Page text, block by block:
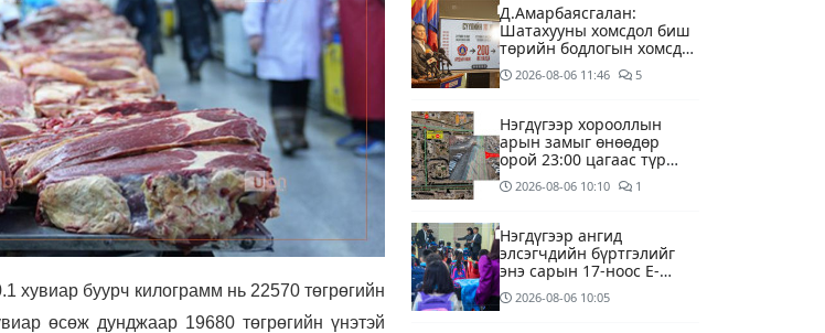
хувиар буурч килограмм нь 22570 төгрөгийн
өсөж дунджаар 19680 төгрөгийн үнэтэй
Д.Амарбаясгалан:
Шатахууны хомсдол биш
төрийн бодлогын хомсдол
үүсээд байна
2026-08-06 11:46 5
Нэгдүгээр хорооллын
арын замыг өнөөдөр
орой 23:00 цагаас түр
хааж, борооны ус
зайлуулах шугамын
2026-08-06 10:10 1
Нэгдүгээр ангид
элсэгчдийн бүртгэлийг
энэ сарын 17-ноос E-
Mongolia системээр
зохион байгуулна
2026-08-06 10:05